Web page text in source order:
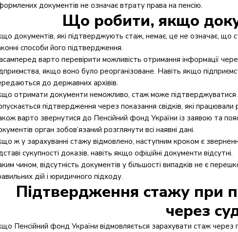
документів не означає втрату права на пенсію.
Що робити, якщо
документів, які підтверджують стаж, немає, це не означає, що
способи його підтвердження.
варто перевірити можливість отримання інформації
якщо воно було реорганізоване. Навіть якщо
до державних архівів.
отримати документи неможливо, стаж може підтверджуватися
підтвердження через показання свідків, які
варто звернутися до Пенсійний фонд України із заявою та
орган зобов’язаний розглянути всі наявні дані.
ж у зарахуванні стажу відмовлено, наступним кроком є
сукупності доказів, навіть якщо офіційні документи відсутні.
чином, відсутність документів у більшості випадків не є
дій і юридичного підходу.
Підтвердження стажу при
через
Пенсійний фонд України відмовляється зарахувати стаж через